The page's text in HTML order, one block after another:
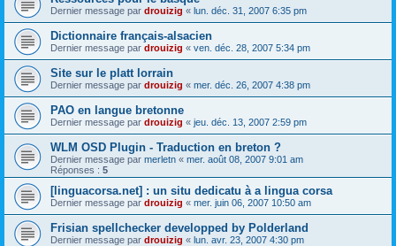
Dernier message par drouizig « lun. déc. 31, 2007 6:35 pm
Dictionnaire français-alsacien
Dernier message par drouizig « ven. déc. 28, 2007 5:34 pm
Site sur le platt lorrain
Dernier message par drouizig « mer. déc. 26, 2007 4:38 pm
PAO en langue bretonne
Dernier message par drouizig « jeu. déc. 13, 2007 2:59 pm
WLM OSD Plugin - Traduction en breton ?
Dernier message par merletn « mer. août 08, 2007 9:01 am
Réponses : 5
[linguacorsa.net] : un situ dedicatu à a lingua corsa
Dernier message par drouizig « mer. juin 06, 2007 10:50 am
Frisian spellchecker developped by Polderland
Dernier message par drouizig « lun. avr. 23, 2007 4:30 pm